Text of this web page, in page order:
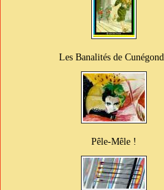
Les Banalités de
Pêle-Mêle !